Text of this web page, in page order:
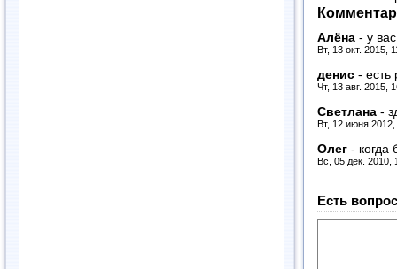
Алёна - у
Вт, 13 окт. 2015,
денис - есть
Чт, 13 авг. 2015,
Светлана -
Вт, 12 июня
Олег - когда
Вс, 05 дек. 2010,
Есть